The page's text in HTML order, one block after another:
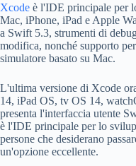
Xcode è l'IDE principale per
Mac, iPhone, iPad e Apple
a Swift 5.3, strumenti di
modifica, nonché supporto
simulatore basato su Mac.
L'ultima versione di Xcode
14, iPad OS, tv OS 14,
presenta l'interfaccia utente
è l'IDE principale per lo
persone che desiderano
un'opzione eccellente.